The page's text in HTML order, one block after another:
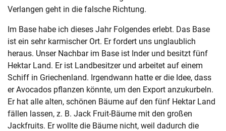
Verlangen geht in die falsche Richtung.
Im Base habe ich dieses Jahr Folgendes erlebt. Das Base
ist ein sehr karmischer Ort. Er fordert uns unglaublich
heraus. Unser Nachbar im Base ist Inder und besitzt fünf
Hektar Land. Er ist Landbesitzer und arbeitet auf einem
Schiff in Griechenland. Irgendwann hatte er die Idee, dass
er Avocados pflanzen könnte, um den Export anzukurbeln.
Er hat alle alten, schönen Bäume auf den fünf Hektar Land
fällen lassen, z. B. Jack Fruit-Bäume mit den großen
Jackfruits. Er wollte die Bäume nicht, weil dadurch die